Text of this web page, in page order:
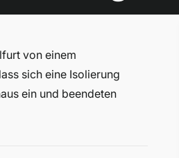
von einem
sich eine Isolierung
ein und beendeten